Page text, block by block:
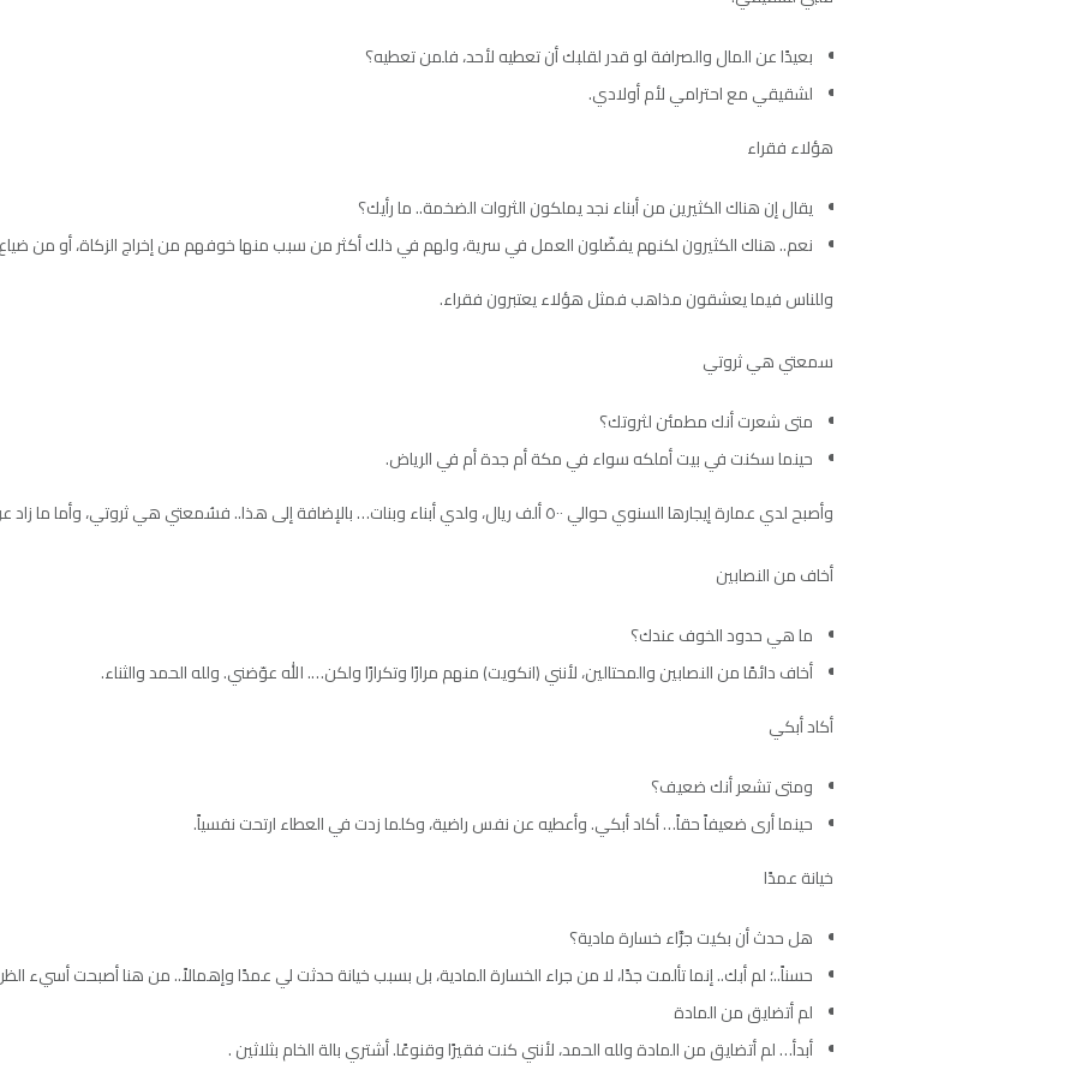
بعيدًا عن المال والصرافة لو قدر لقلبك أن تعطيه لأحد، فلمن تعطيه؟
لشقيقي مع احترامي لأم أولادي.
هؤلاء فقراء
يقال إن هناك الكثيرين من أبناء نجد يملكون الثروات الضخمة.. ما رأيك؟
نعم.. هناك الكثيرون لكنهم يفضّلون العمل في سرية، ولهم في ذلك أكثر من سبب منها خوفهم من إخراج الزكاة، أو من ضياع
وللناس فيما يعشقون مذاهب فمثل هؤلاء يعتبرون فقراء.
سمعتي هي ثروتي
متى شعرت أنك مطمئن لثروتك؟
حينما سكنت في بيت أملكه سواء في مكة أم جدة أم في الرياض.
وأصبح لدي عمارة إيجارها السنوي حوالي ٥٠٠ ألف ريال، ولدي أبناء وبنات… بالإضافة إلى هذا.. فسُمعتي هي ثروتي، وأما ما زاد عن ذلك فهو أرقام في أرقام.
أخاف من النصابين
ما هي حدود الخوف عندك؟
أخاف دائمًا من النصابين والمحتالين، لأنني (انكويت) منهم مرارًا وتكرارًا ولكن…. الله عوّضني. ولله الحمد والثناء.
أكاد أبكي
ومتى تشعر أنك ضعيف؟
حينما أرى ضعيفاً حقاً… أكاد أبكي. وأعطيه عن نفس راضية، وكلما زدت في العطاء ارتحت نفسياً.
خيانة عمدًا
هل حدث أن بكيت جرَّاء خسارة مادية؟
حسناً..؛ لم أبك.. إنما تألمت جدًا، لا من جراء الخسارة المادية، بل بسبب خيانة حدثت لي عمدًا وإهمالاً.. من هنا أصبحت أسيء
لم أتضايق من المادة
أبدأ… لم أتضايق من المادة ولله الحمد، لأنني كنت فقيرًا وقنوعًا. أشتري بالة الخام بثلاثين .